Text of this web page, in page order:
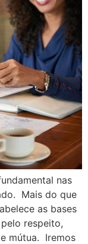
nas
Mais do que
as bases
respeito,
mútua. Iremos